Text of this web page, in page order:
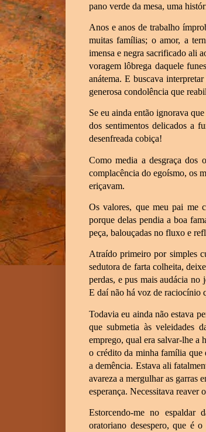
pano verde da mesa, uma
Anos e anos de trabalho
muitas famílias; o amor, a
imensa e negra sacrificado ali
voragem lôbrega daquele
anátema. E buscava
generosa condolência que
Se eu ainda então ignorava
dos sentimentos delicados a
desenfreada cobiça!
Como media a desgraça dos
complacência do egoísmo, os
eriçavam.
Os valores, que meu pai me
porque delas pendia a boa
peça, balouçadas no fluxo e
Atraído primeiro por simples
sedutora de farta colheita,
perdas, e pus mais audácia no
E daí não há voz de raciocínio
Todavia eu ainda não estava
que submetia às veleidades
emprego, qual era salvar-lhe a
o crédito da minha família que
a demência. Estava ali
avareza a mergulhar as garras
esperança. Necessitava
Estorcendo-me no espaldar
oratoriano desespero, que é